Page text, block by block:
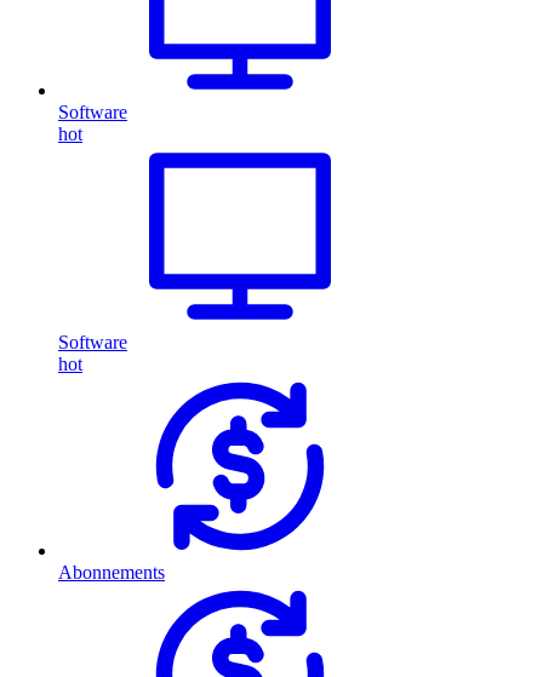
Software
hot
Software
hot
Abonnements